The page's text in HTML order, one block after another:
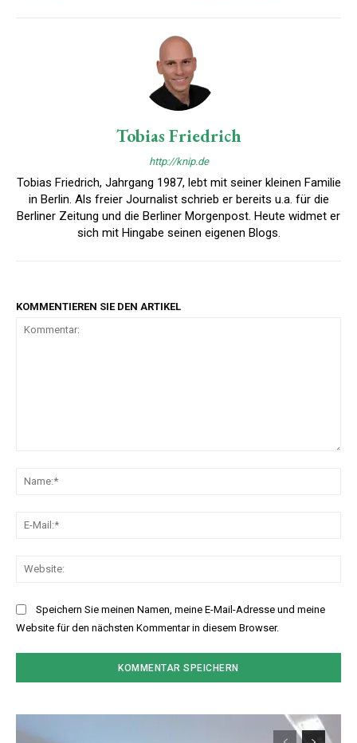
Tobias Friedrich
http://knip.de
Tobias Friedrich, Jahrgang 1987, lebt mit seiner kleinen Familie
in Berlin. Als freier Journalist schrieb er bereits u.a. für die
Berliner Zeitung und die Berliner Morgenpost. Heute widmet er
sich mit Hingabe seinen eigenen Blogs.
KOMMENTIEREN SIE DEN ARTIKEL
Speichern Sie meinen Namen, meine E-Mail-Adresse und meine
Website für den nächsten Kommentar in diesem Browser.